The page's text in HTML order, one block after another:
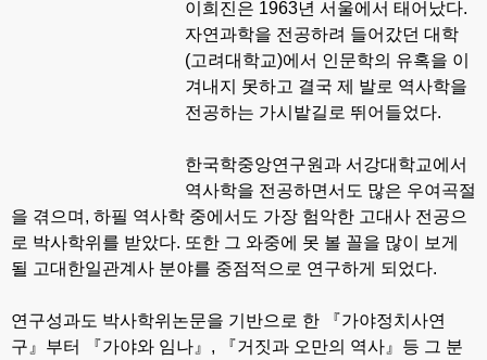
이희진은 1963년 서울에서 태어났다.
자연과학을 전공하려 들어갔던 대학
(고려대학교)에서 인문학의 유혹을 이
겨내지 못하고 결국 제 발로 역사학을
전공하는 가시밭길로 뛰어들었다.
한국학중앙연구원과 서강대학교에서
역사학을 전공하면서도 많은 우여곡절
을 겪으며, 하필 역사학 중에서도 가장 험악한 고대사 전공으
로 박사학위를 받았다. 또한 그 와중에 못 볼 꼴을 많이 보게
될 고대한일관계사 분야를 중점적으로 연구하게 되었다.
연구성과도 박사학위논문을 기반으로 한 『가야정치사연
구』부터 『가야와 임나』, 『거짓과 오만의 역사』등 그 분